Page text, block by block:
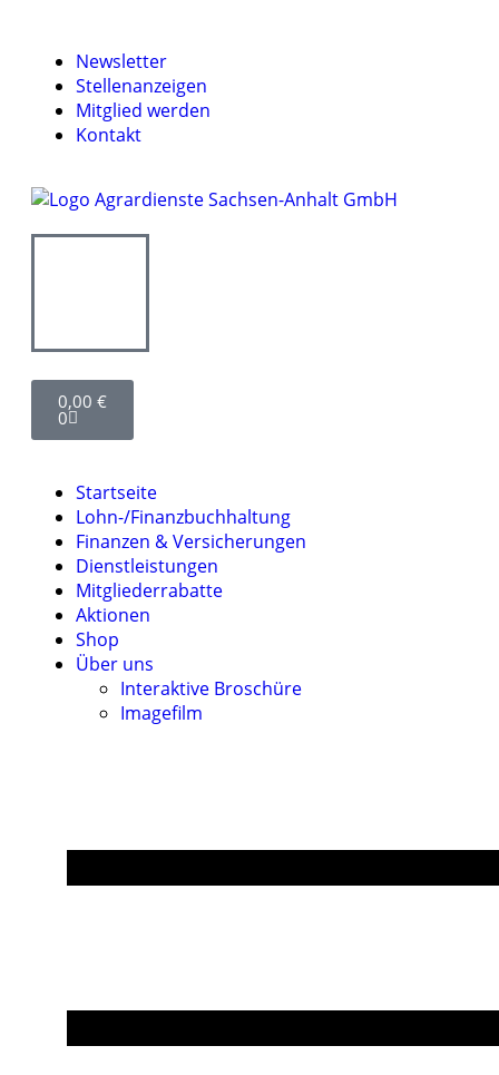
Newsletter
Stellenanzeigen
Mitglied werden
Kontakt
0,00 €
0
Startseite
Lohn-/Finanzbuchhaltung
Finanzen & Versicherungen
Dienstleistungen
Mitgliederrabatte
Aktionen
Shop
Über uns
Interaktive Broschüre
Imagefilm